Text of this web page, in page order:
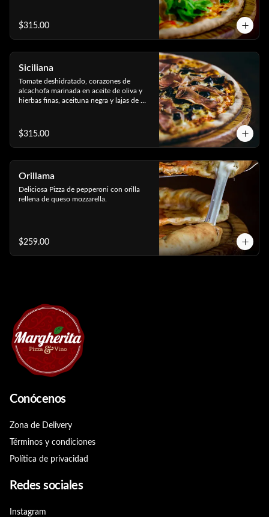
$315.00
Siciliana
Tomate deshidratado, corazones de
alcachofa marinada en aceite de oliva y
hierbas finas, aceituna negra y lajas de
$315.00
Orillama
Deliciosa Pizza de pepperoni con orilla
rellena de queso mozzarella.
$259.00
Conócenos
Zona de Delivery
Términos y condiciones
Política de privacidad
Redes sociales
Instagram